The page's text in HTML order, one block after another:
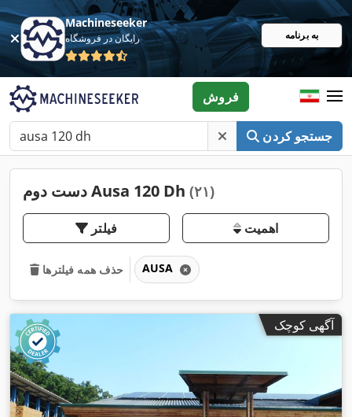
Machineseeker
رایگان در فروشگاه به برنامه
جستجو کردن
فروش
دست دوم Ausa 120 Dh (۲۱)
فیلتر اهمیت
حذف همه فیلترها AUSA
آگهی کوچک